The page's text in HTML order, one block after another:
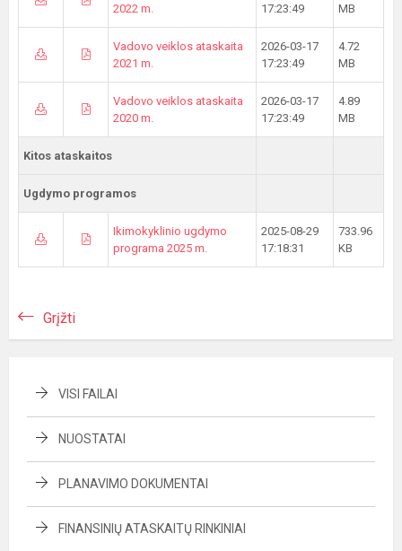
2022 m.
17:23:49
MB
Vadovo veiklos ataskaita
2021 m.
2026-03-17
17:23:49
4.72
MB
Vadovo veiklos ataskaita
2020 m.
2026-03-17
17:23:49
4.89
MB
Kitos ataskaitos
Ugdymo programos
Ikimokyklinio ugdymo
programa 2025 m.
2025-08-29
17:18:31
733.96
KB
Grįžti
VISI FAILAI
NUOSTATAI
PLANAVIMO DOKUMENTAI
FINANSINIŲ ATASKAITŲ RINKINIAI